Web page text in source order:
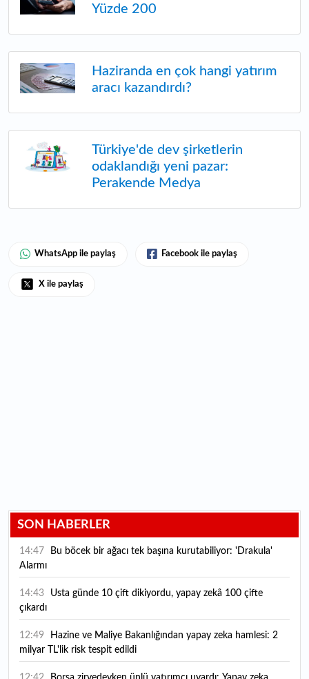
Yüzde 200
Haziranda en çok hangi yatırım
aracı kazandırdı?
Türkiye'de dev şirketlerin
odaklandığı yeni pazar:
Perakende Medya
WhatsApp ile paylaş Facebook ile paylaş
X ile paylaş
SON HABERLER
14:47
Alarmı
14:43
çıkardı
12:49
milyar TL'lik risk tespit edildi